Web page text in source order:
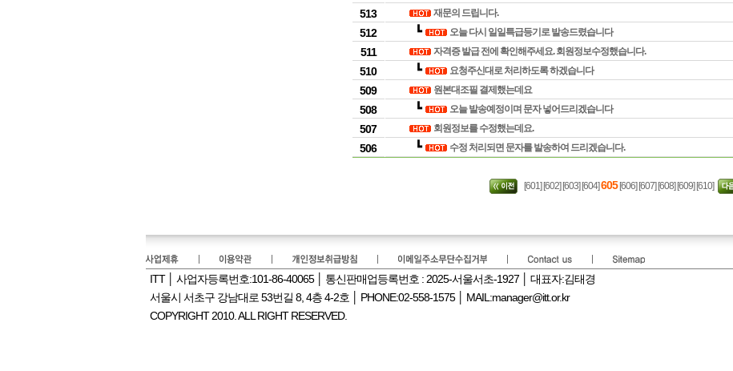
513
재문의 드립니다.
512
┗ 오늘 다시 일일특급등기로 발송드렸습니다
511
자격증 발급 전에 확인해주세요. 회원정보수정했습니다.
510
┗ 요청주신대로 처리하도록 하겠습니다
509
원본대조필 결제했는데요
508
┗ 오늘 발송예정이며 문자 넣어드리겠습니다
507
회원정보를 수정했는데요.
506
┗ 수정 처리되면 문자를 발송하여 드리겠습니다.
[601] [602] [603] [604]605[606] [607] [608] [609] [610]
ITT │ 사업자등록번호:101-86-40065 │ 통신판매업등록번호 : 2025-서울서초-1927 │ 대표자:김태경
서울시 서초구 강남대로 53번길 8, 4층 4-2호 │ PHONE:02-558-1575 │ MAIL:manager@itt.or.kr
COPYRIGHT 2010. ALL RIGHT RESERVED.